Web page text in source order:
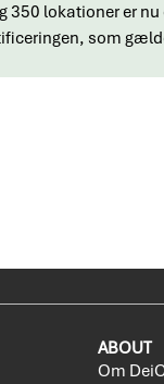
350 lokationer er
som
ABOUT
Om